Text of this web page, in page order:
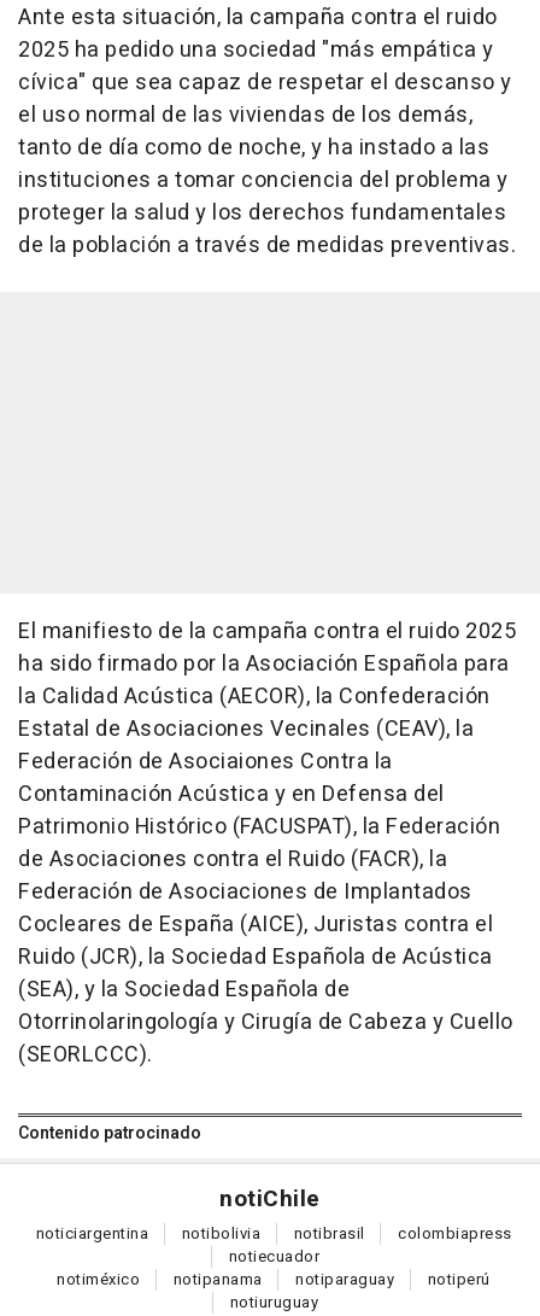
Ante esta situación, la campaña contra el ruido
2025 ha pedido una sociedad "más empática y
cívica" que sea capaz de respetar el descanso y
el uso normal de las viviendas de los demás,
tanto de día como de noche, y ha instado a las
instituciones a tomar conciencia del problema y
proteger la salud y los derechos fundamentales
de la población a través de medidas preventivas.
El manifiesto de la campaña contra el ruido 2025
ha sido firmado por la Asociación Española para
la Calidad Acústica (AECOR), la Confederación
Estatal de Asociaciones Vecinales (CEAV), la
Federación de Asociaiones Contra la
Contaminación Acústica y en Defensa del
Patrimonio Histórico (FACUSPAT), la Federación
de Asociaciones contra el Ruido (FACR), la
Federación de Asociaciones de Implantados
Cocleares de España (AICE), Juristas contra el
Ruido (JCR), la Sociedad Española de Acústica
(SEA), y la Sociedad Española de
Otorrinolaringología y Cirugía de Cabeza y Cuello
(SEORLCCC).
Contenido patrocinado
notiChile
noticiargentina notibolivia notibrasil colombiapress
notiecuador
notiméxico notipanama notiparaguay notiperú
notiuruguay